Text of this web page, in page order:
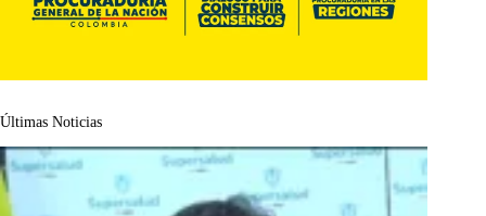
Últimas Noticias